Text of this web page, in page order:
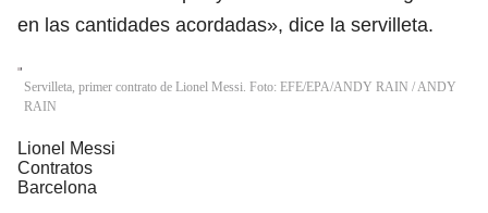
en las cantidades acordadas», dice la servilleta.
Servilleta, primer contrato de Lionel Messi. Foto: EFE/EPA/ANDY RAIN /ANDY
RAIN
Lionel Messi
Contratos
Barcelona